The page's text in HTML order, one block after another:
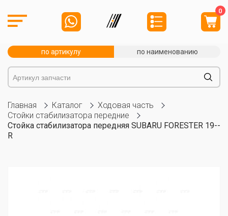
0
по артикулу по наименованию
Главная Каталог
Ходовая часть
Стойки стабилизатора передние
Стойка стабилизатора передняя SUBARU FORESTER 19--
R